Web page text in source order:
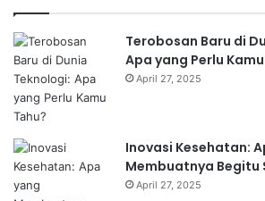
Terobosan Baru di
Apa yang Perlu
April 27, 2025
Inovasi Kesehatan:
Membuatnya Begitu
April 27, 2025